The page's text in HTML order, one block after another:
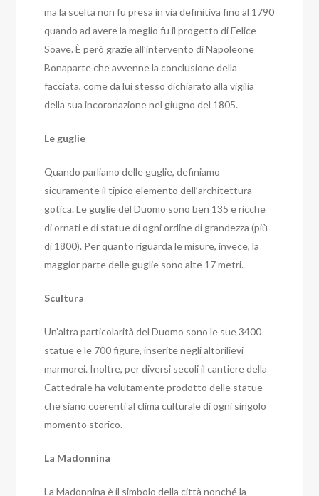
ma la scelta non fu presa in via definitiva fino al 1790
quando ad avere la meglio fu il progetto di Felice
Soave. È però grazie all’intervento di Napoleone
Bonaparte che avvenne la conclusione della
facciata, come da lui stesso dichiarato alla vigilia
della sua incoronazione nel giugno del 1805.
Le guglie
Quando parliamo delle guglie, definiamo
sicuramente il tipico elemento dell’architettura
gotica. Le guglie del Duomo sono ben 135 e ricche
di ornati e di statue di ogni ordine di grandezza (più
di 1800). Per quanto riguarda le misure, invece, la
maggior parte delle guglie sono alte 17 metri.
Scultura
Un’altra particolarità del Duomo sono le sue 3400
statue e le 700 figure, inserite negli altorilievi
marmorei. Inoltre, per diversi secoli il cantiere della
Cattedrale ha volutamente prodotto delle statue
che siano coerenti al clima culturale di ogni singolo
momento storico.
La Madonnina
La Madonnina è il simbolo della città nonché la